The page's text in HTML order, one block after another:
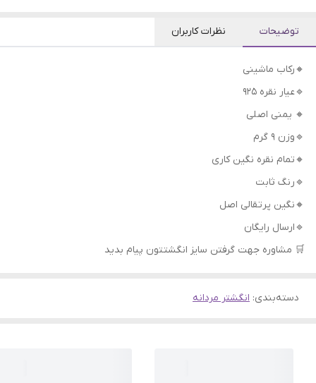
توضیحات نظرات کاربران
🔸رکاب ماشینی
🔹عیار نقره 925
🔸 یمنی اصلی
🔹وزن 9 گرم
🔸تمام نقره نگین کاری
🔹رنگ ثابت
🔸نگین پرتقالی اصل
🔹ارسال رایگان
🛒 مشاوره جهت گرفتن سایز انگشتتون پیام بدید
دسته‌بندی: انگشتر مردانه